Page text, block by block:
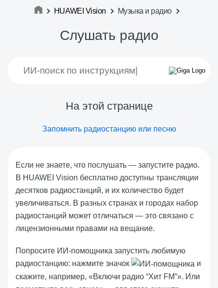
HUAWEI Vision Музыка и радио
Слушать радио
На этой странице
Запомнить радиостанцию или песню
Если не знаете, что послушать — запустите радио.
В HUAWEI Vision бесплатно доступны трансляции
десятков радиостанций, и их количество будет
увеличиваться. В разных странах и городах набор
радиостанций может отличаться — это связано с
лицензионными правами на вещание.
Попросите ИИ-помощника запустить любимую
радиостанцию: нажмите значок
и
скажите, например, «Включи радио “Хит FM”». Или